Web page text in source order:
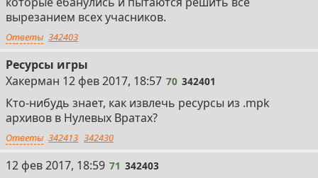
вырезанием всех учасников.
Ответы 342403
Ресурсы игры
Хакерман 70
12 фев 2017, 18:57 70 342401
Кто-нибудь знает, как извлечь ресурсы из .mpk
архивов в Нулевых Вратах?
Ответы 342413 342430
71
12 фев 2017, 18:59 71 342403